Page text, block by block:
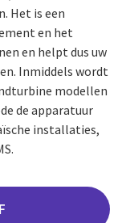
Het is een
en het
en helpt dus uw
Inmiddels wordt
modellen
de apparatuur
installaties,